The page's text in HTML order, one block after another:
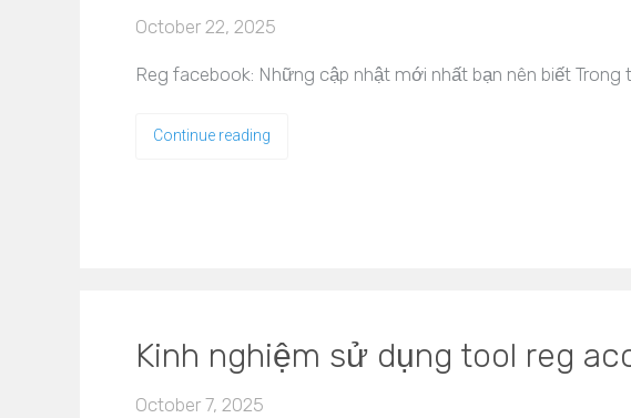
October 22, 2025
Reg facebook: Những cập nhật mới nhất bạn nên biết
Continue reading
Kinh nghiệm sử dụng tool reg
October 7, 2025